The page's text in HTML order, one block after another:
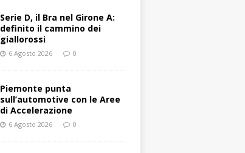
Serie D, il Bra nel Girone A:
definito il cammino dei
giallorossi
6 Agosto 2026 0
Piemonte punta
sull’automotive con le Aree
di Accelerazione
6 Agosto 2026 0